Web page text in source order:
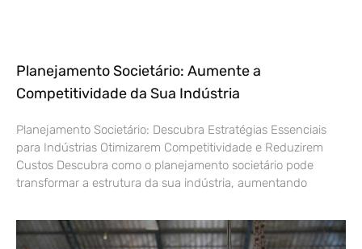
Planejamento Societário: Aumente a
Competitividade da Sua Indústria
Planejamento Societário: Descubra Estratégias Essenciais
para Indústrias Otimizarem Competitividade e Reduzirem
Custos Descubra como o planejamento societário pode
transformar a estrutura da sua indústria, aumentando